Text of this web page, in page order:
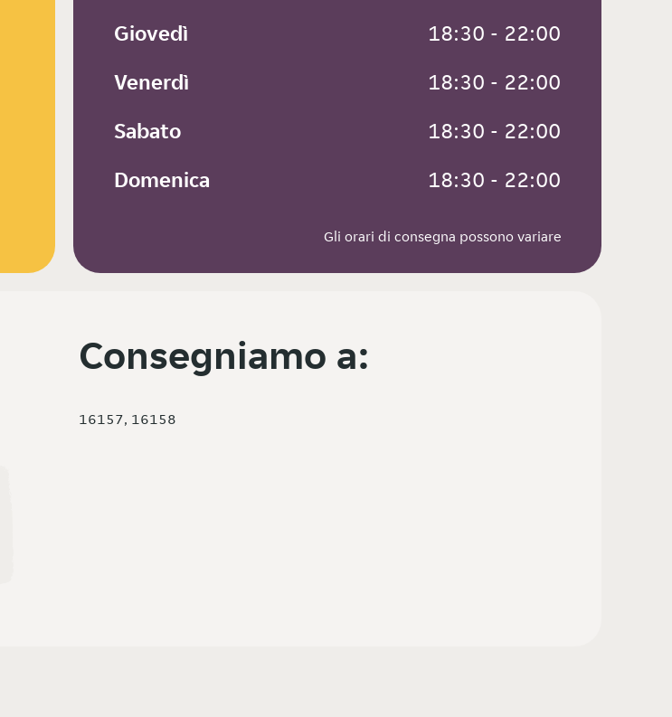
Giovedì
18:30 - 22:00
Venerdì
18:30 - 22:00
Sabato
18:30 - 22:00
Domenica
18:30 - 22:00
Gli orari di consegna possono variare
Consegniamo a:
16157, 16158